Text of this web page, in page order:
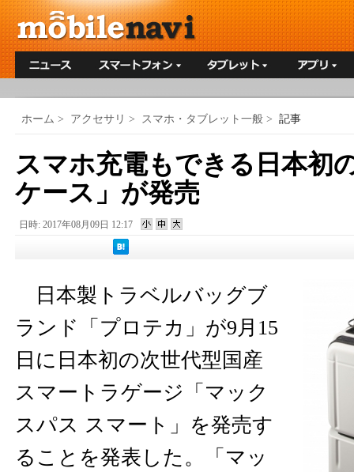
ホーム > アクセサリ > スマホ・タブレット一般 > 記事
スマホ充電もできる日本初
ケース」が発売
日時: 2017年08月09日 12:17
日本製トラベルバッグブ
ランド「プロテカ」が9月15
日に日本初の次世代型国産
スマートラゲージ「マック
スパス スマート」を発売す
ることを発表した。「マッ